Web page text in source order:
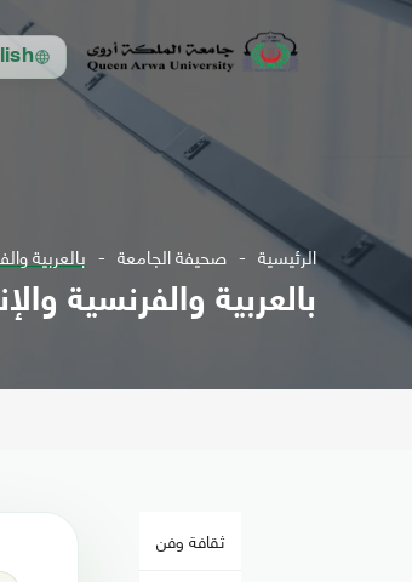
الرئيسية صحيفة الجامعة بالعربية
بالعربية والفرنسية
ثقافة وفن